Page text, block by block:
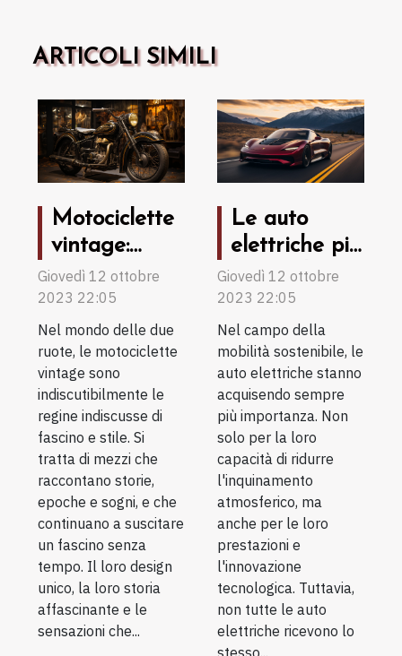
ARTICOLI SIMILI
Motociclette
vintage:
fascino senza
tempo
Giovedì 12 ottobre
2023 22:05
Nel mondo delle due
ruote, le motociclette
vintage sono
indiscutibilmente le
regine indiscusse di
fascino e stile. Si
tratta di mezzi che
raccontano storie,
epoche e sogni, e che
continuano a suscitare
un fascino senza
tempo. Il loro design
unico, la loro storia
affascinante e le
sensazioni che...
Le auto
elettriche più
sottovalutate
del 2022
Giovedì 12 ottobre
2023 22:05
Nel campo della
mobilità sostenibile, le
auto elettriche stanno
acquisendo sempre
più importanza. Non
solo per la loro
capacità di ridurre
l'inquinamento
atmosferico, ma
anche per le loro
prestazioni e
l'innovazione
tecnologica. Tuttavia,
non tutte le auto
elettriche ricevono lo